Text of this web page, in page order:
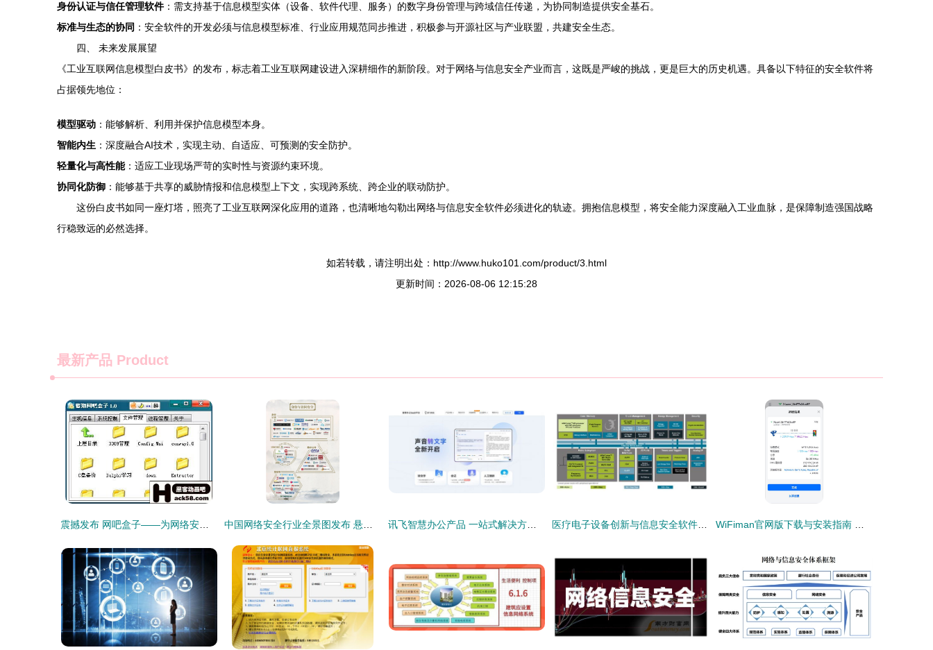
身份认证与信任管理软件：需支持基于信息模型实体（设备、软件代理、服务）的数字身份管理与跨域信任传递，为协同制造提供安全基石。
标准与生态的协同 ：安全软件的开发必须与信息模型标准、行业应用规范同步推进，积极参与开源社区与产业联盟，共建安全生态。
四、 未来发展展望
《工业互联网信息模型白皮书》的发布，标志着工业互联网建设进入深耕细作的新阶段。对于网络与信息安全产业而言，这既是严峻的挑战，更是巨大的历史机遇。具备以下特征的安全软件将
占据领先地位：
模型驱动 ：能够解析、利用并保护信息模型本身。
智能内生 ：深度融合AI技术，实现主动、自适应、可预测的安全防护。
轻量化与高性能：适应工业现场严苛的实时性与资源约束环境。
协同化防御 ：能够基于共享的威胁情报和信息模型上下文，实现跨系统、跨企业的联动防护。
这份白皮书如同一座灯塔，照亮了工业互联网深化应用的道路，也清晰地勾勒出网络与信息安全软件必须进化的轨迹。拥抱信息模型，将安全能力深度融入工业血脉，是保障制造强国战略
行稳致远的必然选择。
如若转载，请注明出处：http://www.huko101.com/product/3.html
更新时间：2026-08-06 12:15:28
最新产品 Product